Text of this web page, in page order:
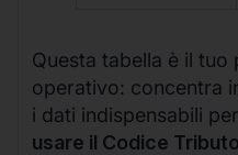
Questa tabella è il tuo
operativo: concentra
i dati indispensabili
usare il Codice